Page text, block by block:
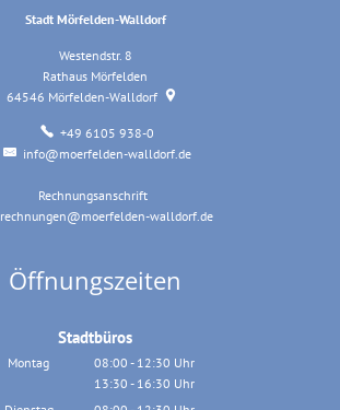
Stadt Mörfelden-Walldorf
Westendstr. 8
Rathaus Mörfelden
64546 Mörfelden-Walldorf
+49 6105 938-0
info@moerfelden-walldorf.de
Rechnungsanschrift
rechnungen@moerfelden-walldorf.de
Öffnungszeiten
Stadtbüros
Montag 08:00 - 12:30 Uhr
Von 08:00 bis 12:30 Uhr
13:30 - 16:30 Uhr
Von 13:30 bis 16:30 Uhr